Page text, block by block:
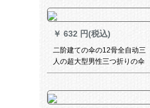
090
￥ 632 円(税込)
二阶建ての伞の12骨全自动三
人の超大型男性三つ折りの伞
1.26 m折りたたみの日伞に女
オーダメールLOGO纯黒十二